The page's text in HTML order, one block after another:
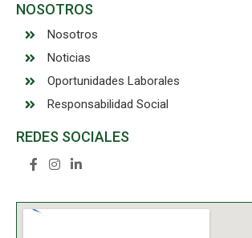
NOSOTROS
Nosotros
Noticias
Oportunidades Laborales
Responsabilidad Social
REDES SOCIALES